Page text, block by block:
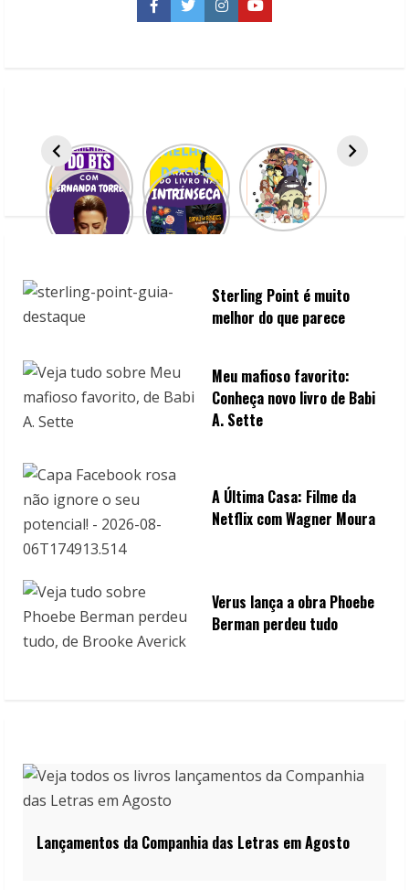
n
Facebook
TwitterInstagramYouTube
Sterling Point é muito
melhor do que parece
Meu mafioso favorito:
Conheça novo livro de Babi
A. Sette
A Última Casa: Filme da
Netflix com Wagner Moura
Verus lança a obra Phoebe
Berman perdeu tudo
Lançamentos da Companhia das Letras em Agosto